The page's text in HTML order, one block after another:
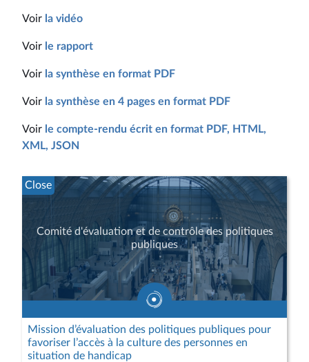
Voir la vidéo
Voir le rapport
Voir la synthèse en format PDF
Voir la synthèse en 4 pages en format PDF
Voir le compte-rendu écrit en format PDF, HTML,
XML, JSON
Comité d'évaluation et de contrôle des politiques
publiques
Mission d’évaluation des politiques publiques pour
favoriser l’accès à la culture des personnes en
situation de handicap
Close